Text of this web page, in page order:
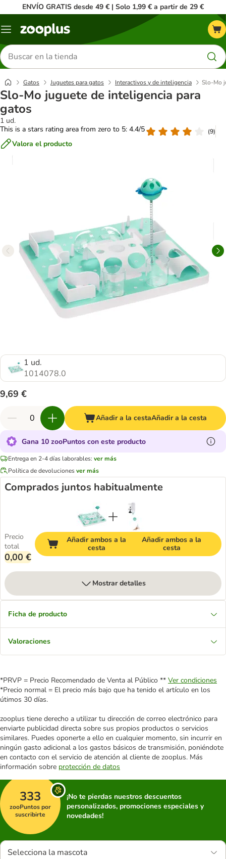
ENVÍO GRATIS desde 49 € | Solo 1,99 € a partir de 29 €
Menú
Buscar
productos
Gatos Juguetes para gatos Interactivos y de inteligencia Slo-Mo
Slo-Mo juguete de inteligencia para
gatos
1 ud.
This is a stars rating area from zero to 5: 4.4/5
(9)
Valora el producto
1 ud.
1014078.0
9,69 €
Añadir a la cestaAñadir a la cesta
Gana 10 zooPuntos con este producto
Entrega en 2-4 días laborables: ver más
Política de devolucionesver más
Comprados juntos habitualmente
Precio
total
0,00 €
Añadir ambos a la
cesta
Añadir ambos a la
cesta
Mostrar detalles
Ficha de producto
Valoraciones
*PRVP = Precio Recomendado de Venta al Público ** Ver condiciones
*Precio normal = El precio más bajo que ha tenido el artículo en los
útimos 30 días.
zooplus tiene derecho a utilizar tu dirección de correo electrónico para
enviarte publicidad directa sobre sus propios productos o servicios
similares. Puedes oponerte a ello en cualquier momento, sin incurrir en
ningún gasto adicional a los gastos básicos de transmisión, poniéndote
en contacto con el servicio de atención al cliente de zooplus. Más
información sobre protección de datos
333
zooPuntos por
suscribirte
¡No te pierdas nuestros descuentos
personalizados, promociones especiales y
novedades!
Selecciona la mascota